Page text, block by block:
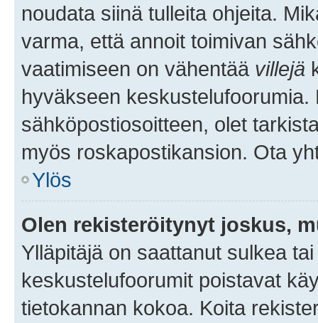
noudata siinä tulleita ohjeita.
varma, että annoit toimivan
vaatimiseen on vähentää villejä
hyväkseen
sähköpostiosoitteen, olet
myös roskapostikansion. Ota
Ylös
Olen rekisteröitynyt joskus,
Ylläpitäjä on saattanut sulkea
keskustelufoorumit poistavat
tietokannan kokoa. Koita